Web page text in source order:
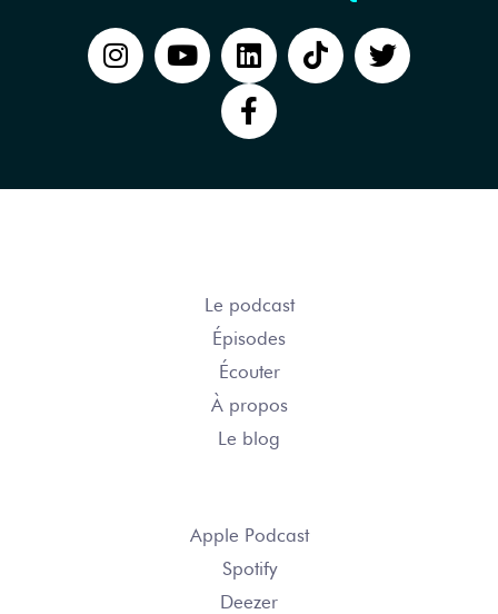
Le podcast
Épisodes
Écouter
À propos
Le blog
Apple Podcast
Spotify
Deezer